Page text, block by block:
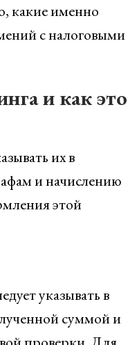
какие именно
с налоговыми
и как это
их в
и начислению
этой
указывать в
суммой и